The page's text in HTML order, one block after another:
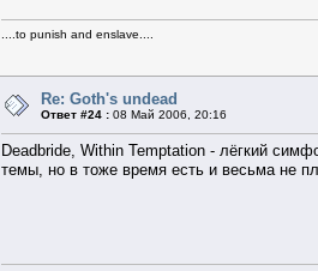
....to punish and enslave....
Re: Goth's undead
Ответ #24 : 08 Май 2006, 20:16
Deadbride, Within Temptation - лёгкий
темы, но в тоже время есть и весьма не